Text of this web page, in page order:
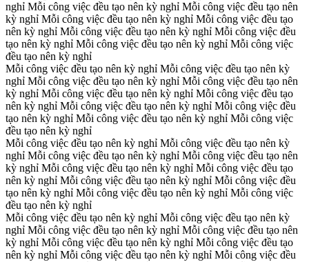
nghỉ Mỗi công việc đều tạo nên kỳ nghỉ Mỗi công việc đều tạo nên
kỳ nghỉ Mỗi công việc đều tạo nên kỳ nghỉ Mỗi công việc đều tạo
nên kỳ nghỉ Mỗi công việc đều tạo nên kỳ nghỉ Mỗi công việc đều
tạo nên kỳ nghỉ Mỗi công việc đều tạo nên kỳ nghỉ Mỗi công việc
đều tạo nên kỳ nghỉ
Mỗi công việc đều tạo nên kỳ nghỉ Mỗi công việc đều tạo nên kỳ
nghỉ Mỗi công việc đều tạo nên kỳ nghỉ Mỗi công việc đều tạo nên
kỳ nghỉ Mỗi công việc đều tạo nên kỳ nghỉ Mỗi công việc đều tạo
nên kỳ nghỉ Mỗi công việc đều tạo nên kỳ nghỉ Mỗi công việc đều
tạo nên kỳ nghỉ Mỗi công việc đều tạo nên kỳ nghỉ Mỗi công việc
đều tạo nên kỳ nghỉ
Mỗi công việc đều tạo nên kỳ nghỉ Mỗi công việc đều tạo nên kỳ
nghỉ Mỗi công việc đều tạo nên kỳ nghỉ Mỗi công việc đều tạo nên
kỳ nghỉ Mỗi công việc đều tạo nên kỳ nghỉ Mỗi công việc đều tạo
nên kỳ nghỉ Mỗi công việc đều tạo nên kỳ nghỉ Mỗi công việc đều
tạo nên kỳ nghỉ Mỗi công việc đều tạo nên kỳ nghỉ Mỗi công việc
đều tạo nên kỳ nghỉ
Mỗi công việc đều tạo nên kỳ nghỉ Mỗi công việc đều tạo nên kỳ
nghỉ Mỗi công việc đều tạo nên kỳ nghỉ Mỗi công việc đều tạo nên
kỳ nghỉ Mỗi công việc đều tạo nên kỳ nghỉ Mỗi công việc đều tạo
nên kỳ nghỉ Mỗi công việc đều tạo nên kỳ nghỉ Mỗi công việc đều